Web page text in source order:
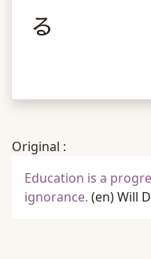
る
Original :
Education is a
ignorance. (en)Will